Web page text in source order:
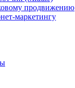
продвижению
маркетингу